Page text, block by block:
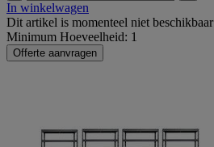
In winkelwagen
Dit artikel is momenteel niet beschikbaar
Minimum Hoeveelheid: 1
Offerte aanvragen